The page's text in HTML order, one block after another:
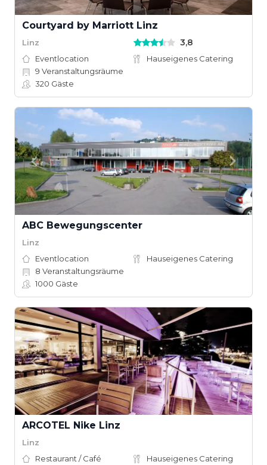
Courtyard by Marriott Linz
Linz 3,8
Eventlocation
Hauseigenes Catering
9 Veranstaltungsräume
320 Gäste
ABC Bewegungscenter
Linz
Eventlocation
Hauseigenes Catering
8 Veranstaltungsräume
1000 Gäste
ARCOTEL Nike Linz
Linz
Restaurant / Café
Hauseigenes Catering